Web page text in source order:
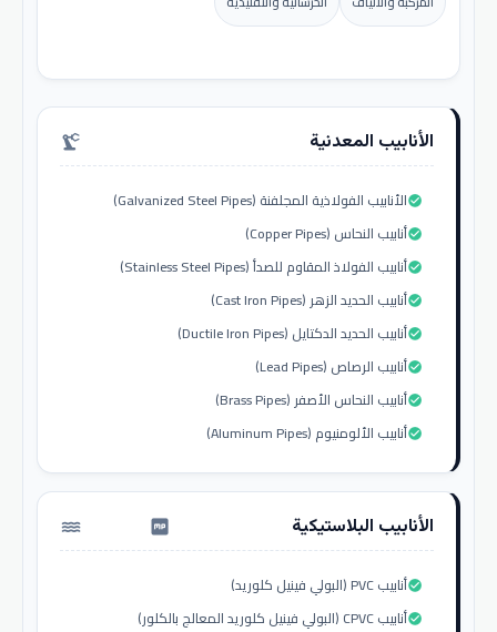
الأنابيب المعدنية precision_manufacturing
الأنابيب الفولاذية المجلفنة (Galvanized Steel Pipes)check_circle
أنابيب النحاس (Copper Pipes)check_circle
أنابيب الفولاذ المقاوم للصدأ (Stainless Steel Pipes)check_circle
أنابيب الحديد الزهر (Cast Iron Pipes)check_circle
أنابيب الحديد الدكتايل (Ductile Iron Pipes)check_circle
أنابيب الرصاص (Lead Pipes)check_circle
أنابيب النحاس الأصفر (Brass Pipes)check_circle
أنابيب الألومنيوم (Aluminum Pipes)check_circle
الأنابيب البلاستيكية water_pump
أنابيب PVC (البولي فينيل كلوريد)check_circle
أنابيب CPVC (البولي فينيل كلوريد المعالج بالكلور)check_circle